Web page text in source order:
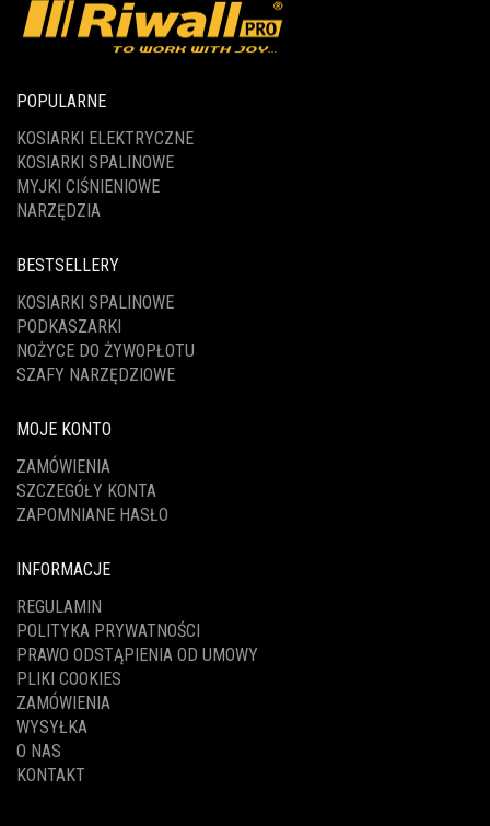
POPULARNE
KOSIARKI ELEKTRYCZNE
KOSIARKI SPALINOWE
MYJKI CIŚNIENIOWE
NARZĘDZIA
BESTSELLERY
KOSIARKI SPALINOWE
PODKASZARKI
NOŻYCE DO ŻYWOPŁOTU
SZAFY NARZĘDZIOWE
MOJE KONTO
ZAMÓWIENIA
SZCZEGÓŁY KONTA
ZAPOMNIANE HASŁO
INFORMACJE
REGULAMIN
POLITYKA PRYWATNOŚCI
PRAWO ODSTĄPIENIA OD UMOWY
PLIKI COOKIES
ZAMÓWIENIA
WYSYŁKA
O NAS
KONTAKT